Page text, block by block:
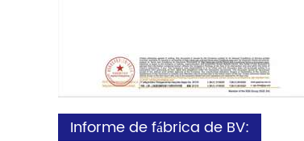
Informe de fábrica de BV: